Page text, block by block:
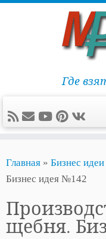
содержимому
Где
Главная » Бизнес идеи
Бизнес идея №142
щебня.